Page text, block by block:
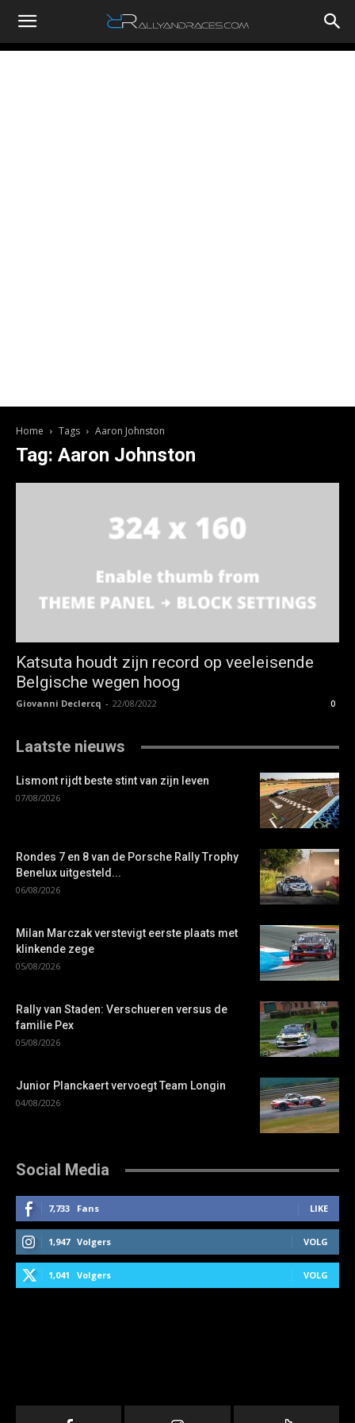
RallyandRaces.com
Home Tags Aaron Johnston
Tag: Aaron Johnston
Katsuta houdt zijn record op veeleisende
Belgische wegen hoog
Giovanni Declercq - 22/08/2022 0
Laatste nieuws
Lismont rijdt beste stint van zijn leven
07/08/2026
Rondes 7 en 8 van de Porsche Rally Trophy
Benelux uitgesteld...
06/08/2026
Milan Marczak verstevigt eerste plaats met
klinkende zege
05/08/2026
Rally van Staden: Verschueren versus de
familie Pex
05/08/2026
Junior Planckaert vervoegt Team Longin
04/08/2026
Social Media
7,733 Fans LIKE
1,947 Volgers VOLG
1,041 Volgers VOLG